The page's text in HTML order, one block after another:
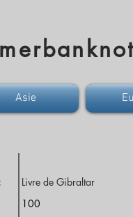
Asie
Livre de Gibraltar
100